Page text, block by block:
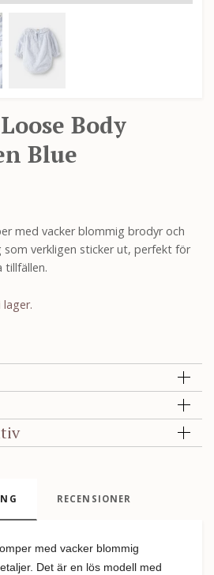
Body
Blue
med vacker blommig brodyr och
verkligen sticker ut, perfekt för
tillfällen.
RECENSIONER
med vacker blommig
Det är en lös modell med